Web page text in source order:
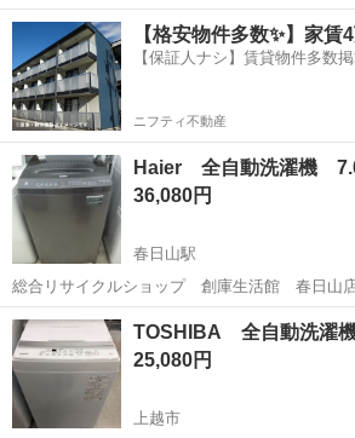
円！／うれしい土日祝休み★年間休日125日／
内容 車載用カーナビゲ...
長野 松本市 南松本駅 その他
【格安物件多数✨】家賃
【保証人ナシ】賃貸物件多数掲
ニフティ不動産
Haier 全自動洗濯機
36,080円
春日山駅
総合リサイクルショップ 創庫生活館 春日山店です。 【商
Haier 全自動洗濯機 7.0㎏ 2025年製 になります。
UD70MK ステンレス槽 サイズ：幅55㎝ 奥行
新潟 上越市 生活家電
TOSHIBA 全自動洗濯
25,080円
上越市